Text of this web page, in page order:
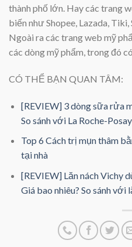
thành phố lớn. Hay các trang
biến như Shopee, Lazada,
Ngoài ra các trang web mỹ
các dòng mỹ phẩm, trong đó
CÓ THỂ BẠN QUAN TÂM:
[REVIEW] 3 dòng sữa rửa
So sánh với La Roche-
Top 6 Cách trị mụn thâm
tại nhà
[REVIEW] Lăn nách Vichy
Giá bao nhiêu? So sánh với